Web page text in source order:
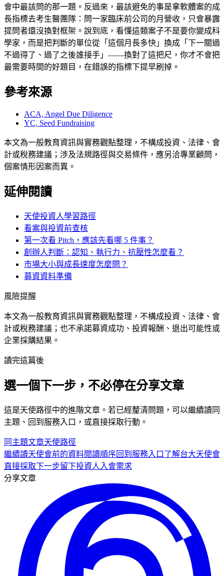
會中最該問的那一題。反過來，最該避免的事是拿軟體案的成
長指標去考生醫團隊：問一家臨床前公司的月營收，只會暴露
提問者還沒換對框架。說到底，看懂這類案子不是要你變成科
學家，而是把判斷的單位從「這個月長多快」換成「下一關過
不過得了、過了之後誰接手」——換對了這把尺，你才不會把
最需要時間的好題目，在錯誤的指標下提早刷掉。
參考來源
ACA, Angel Due Diligence
YC, Seed Fundraising
本文為一般教育資訊與實務觀點整理，不構成投資、法律、會
計或稅務建議；涉及法規路徑與交易條件，應另洽專業顧問，
個案情形因案而異。
延伸閱讀
天使投資人學習路徑
看案與投資前查核
第一次看 Pitch，應該先看哪 5 件事？
創辦人判斷：認知、執行力、抗壓性怎麼看？
市場大小與成長速度怎麼問？
募資資料準備
風險提醒
本文為一般教育資訊與實務觀點整理，不構成投資、法律、會
計或稅務建議；也不承諾募資成功、投資報酬、退出可能性或
企業採購結果。
讀完這篇後
選一個下一步，不必停在分享文章
這是天使路徑中的進階文章。若已經釐清問題，可以繼續讀同
主題、回到服務入口，或直接採取行動。
同主題文章天使路徑
繼續讀天使會前的資料閱讀順序回到服務入口 了解台大天使會
直接採取下一步留下投資人入會需求
分享文章